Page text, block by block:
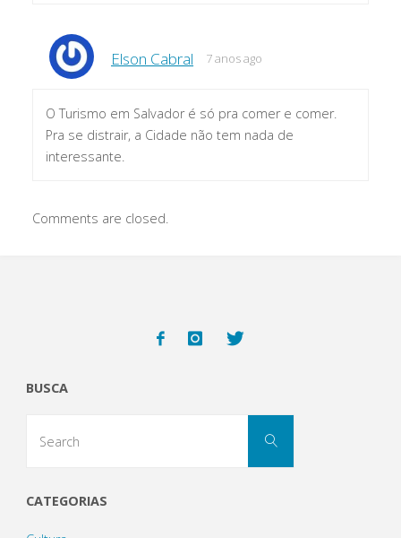
Elson Cabral 7 anos ago
O Turismo em Salvador é só pra comer e comer.
Pra se distrair, a Cidade não tem nada de
interessante.
Comments are closed.
BUSCA
Search
CATEGORIAS